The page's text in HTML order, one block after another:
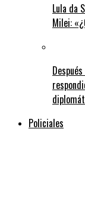
Lula da
Milei:
Policiales